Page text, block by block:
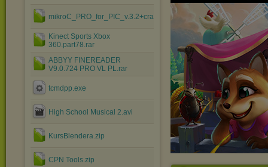
mikroC_PRO_for_PIC_v.3.2+crack.rar
Kinect Sports Xbox
360.part78.rar
ABBYY FINEREADER
V9.0.724 PRO VL PL.rar
tcmdpp.exe
High School Musical 2.avi
KursBlendera.zip
CPN Tools.zip